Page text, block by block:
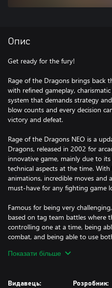
Опис
Get ready for the fury!
Rage of the Dragons brings back
with refined gameplay,
system that demands strategy
blow counts and every decision
victory and defeat.
Rage of the Dragons NEO is a
Dragons, released in 2002 for
innovative game, mainly due to
technical aspects at the time.
animations, incredible moves and
must-have for any fighting game
Famous for being very
based on tag team battles where
controlling one at a time, being
combat, and being able to use
Показати більше
Видавець: Розробник: